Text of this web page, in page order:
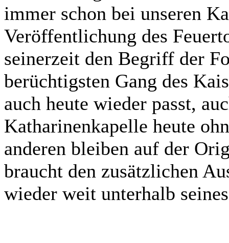
immer schon bei unseren
Veröffentlichung des
seinerzeit den Begriff der
berüchtigsten Gang des
auch heute wieder passt,
Katharinenkapelle heute
anderen bleiben auf der
braucht den zusätzlichen
wieder weit unterhalb